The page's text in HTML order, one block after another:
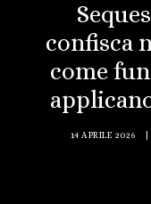
VIDEO
CONTATTI
PRENDI UN
confisca
come
14 APRILE 2026